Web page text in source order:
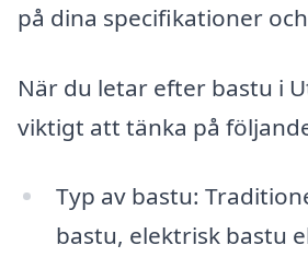
på dina specifikationer
När du letar efter bastu i
viktigt att tänka på
Typ av bastu:
bastu, elektrisk bastu